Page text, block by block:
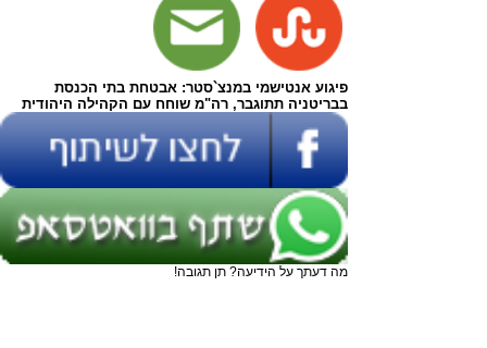
פיגוע אנטישמי במנצ`סטר: אבטחת בתי הכנסת
בבריטניה תתוגבר, רה"מ שוחח עם הקהילה היהודית
מה דעתך על הידיעה? תן תגובה!